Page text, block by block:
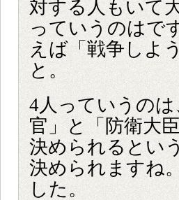
対する人もいて
っていうのはで
えば「戦争しよ
と。
4人っていうの
官」と「防衛大
決められるとい
決められますね
した。